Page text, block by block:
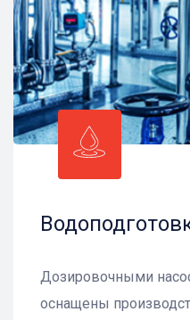
Дозировочными
оснащены